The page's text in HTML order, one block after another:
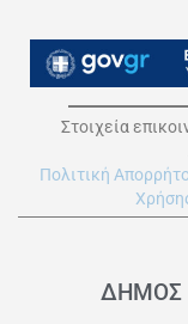
Στοιχεία
Πολιτική
ΔΗΜΟΣ